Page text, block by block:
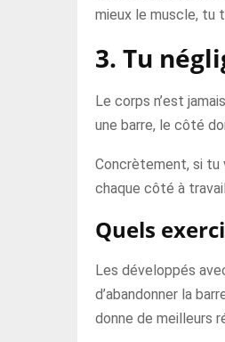
mieux le muscle, tu
3. Tu
Le corps n’est
une barre, le côté
Concrètement, si tu
chaque côté à
Quels
Les développés
d’abandonner la
donne de meilleurs